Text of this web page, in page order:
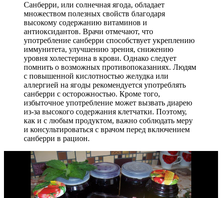
Санберри, или солнечная ягода, обладает
множеством полезных свойств благодаря
высокому содержанию витаминов и
антиоксидантов. Врачи отмечают, что
употребление санберри способствует укреплению
иммунитета, улучшению зрения, снижению
уровня холестерина в крови. Однако следует
помнить о возможных противопоказаниях. Людям
с повышенной кислотностью желудка или
аллергией на ягоды рекомендуется употреблять
санберри с осторожностью. Кроме того,
избыточное употребление может вызвать диарею
из-за высокого содержания клетчатки. Поэтому,
как и с любым продуктом, важно соблюдать меру
и консультироваться с врачом перед включением
санберри в рацион.